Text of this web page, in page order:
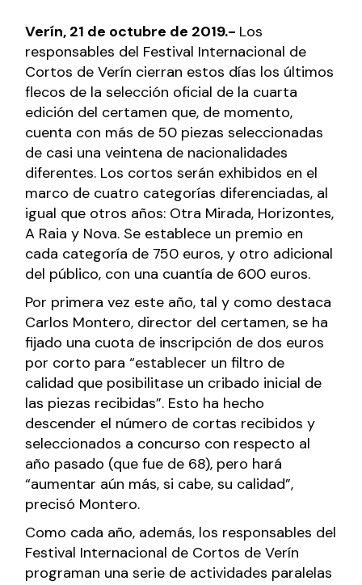
Verín, 21 de octubre de 2019.- Los
responsables del Festival Internacional de
Cortos de Verín cierran estos días los últimos
flecos de la selección oficial de la cuarta
edición del certamen que, de momento,
cuenta con más de 50 piezas seleccionadas
de casi una veintena de nacionalidades
diferentes. Los cortos serán exhibidos en el
marco de cuatro categorías diferenciadas, al
igual que otros años: Otra Mirada, Horizontes,
A Raia y Nova. Se establece un premio en
cada categoría de 750 euros, y otro adicional
del público, con una cuantía de 600 euros.
Por primera vez este año, tal y como destaca
Carlos Montero, director del certamen, se ha
fijado una cuota de inscripción de dos euros
por corto para “establecer un filtro de
calidad que posibilitase un cribado inicial de
las piezas recibidas”. Esto ha hecho
descender el número de cortas recibidos y
seleccionados a concurso con respecto al
año pasado (que fue de 68), pero hará
“aumentar aún más, si cabe, su calidad”,
precisó Montero.
Como cada año, además, los responsables del
Festival Internacional de Cortos de Verín
programan una serie de actividades paralelas